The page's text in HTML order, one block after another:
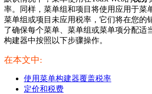
率。同样，菜单组和项目将使用应用于菜
菜单组或项目未应用税率，它们将在您的
了确保每个菜单、菜单组或菜单项分配适
构建器中按照以下步骤操作。
在本文中:
使用菜单构建器覆盖税率
定价和税费